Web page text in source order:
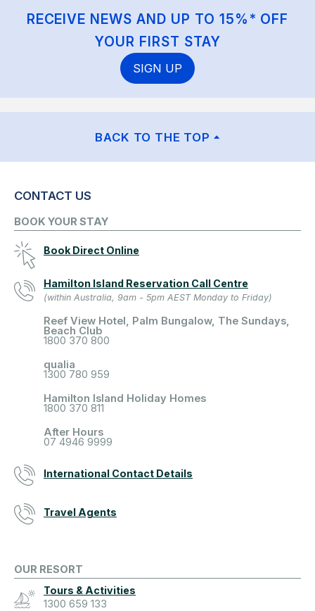
RECEIVE NEWS AND UP TO 15%* OFF
YOUR FIRST STAY
SIGN UP
BACK TO THE TOP
CONTACT US
BOOK YOUR STAY
Book Direct Online
Hamilton Island Reservation Call Centre
(within Australia, 9am - 5pm AEST Monday to Friday)
Reef View Hotel, Palm Bungalow, The Sundays,
Beach Club
1800 370 800
qualia
1300 780 959
Hamilton Island Holiday Homes
1800 370 811
After Hours
07 4946 9999
International Contact Details
Travel Agents
OUR RESORT
Tours & Activities
1300 659 133